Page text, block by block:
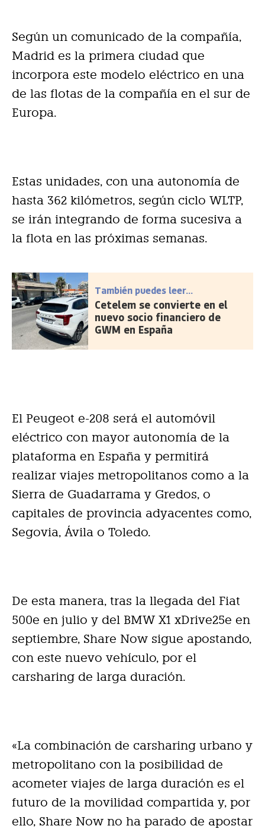
Según un comunicado de la compañía,
Madrid es la primera ciudad que
incorpora este modelo eléctrico en una
de las flotas de la compañía en el sur de
Europa.
Estas unidades, con una autonomía de
hasta 362 kilómetros, según ciclo WLTP,
se irán integrando de forma sucesiva a
la flota en las próximas semanas.
También puedes leer...
Cetelem se convierte en el
nuevo socio financiero de
GWM en España
El Peugeot e-208 será el automóvil
eléctrico con mayor autonomía de la
plataforma en España y permitirá
realizar viajes metropolitanos como a la
Sierra de Guadarrama y Gredos, o
capitales de provincia adyacentes como,
Segovia, Ávila o Toledo.
De esta manera, tras la llegada del Fiat
500e en julio y del BMW X1 xDrive25e en
septiembre, Share Now sigue apostando,
con este nuevo vehículo, por el
carsharing de larga duración.
«La combinación de carsharing urbano y
metropolitano con la posibilidad de
acometer viajes de larga duración es el
futuro de la movilidad compartida y, por
ello, Share Now no ha parado de apostar